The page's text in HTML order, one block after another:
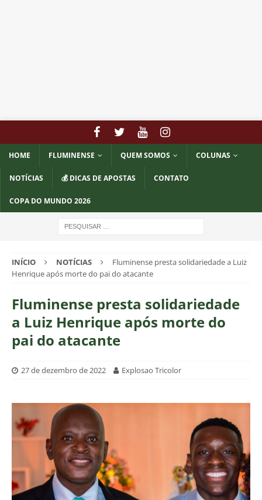
HOME FLUMINENSE QUEM SOMOS COLUNAS
NOTÍCIAS 💰 DICAS DE APOSTAS CONTATO
COPA DO MUNDO 2026
INÍCIO NOTÍCIAS
Fluminense presta solidariedade a Luiz
Henrique após morte do pai do atacante
Fluminense presta solidariedade
a Luiz Henrique após morte do
pai do atacante
27 de dezembro de 2022 Explosao Tricolor